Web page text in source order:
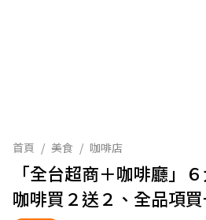
首頁 / 美食 / 咖啡店
「全台超商＋咖啡廳」
咖啡買２送２、全品項